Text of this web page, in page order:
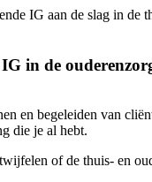
IG aan de slag in de
in de
en begeleiden van
die je al hebt.
of de thuis- en